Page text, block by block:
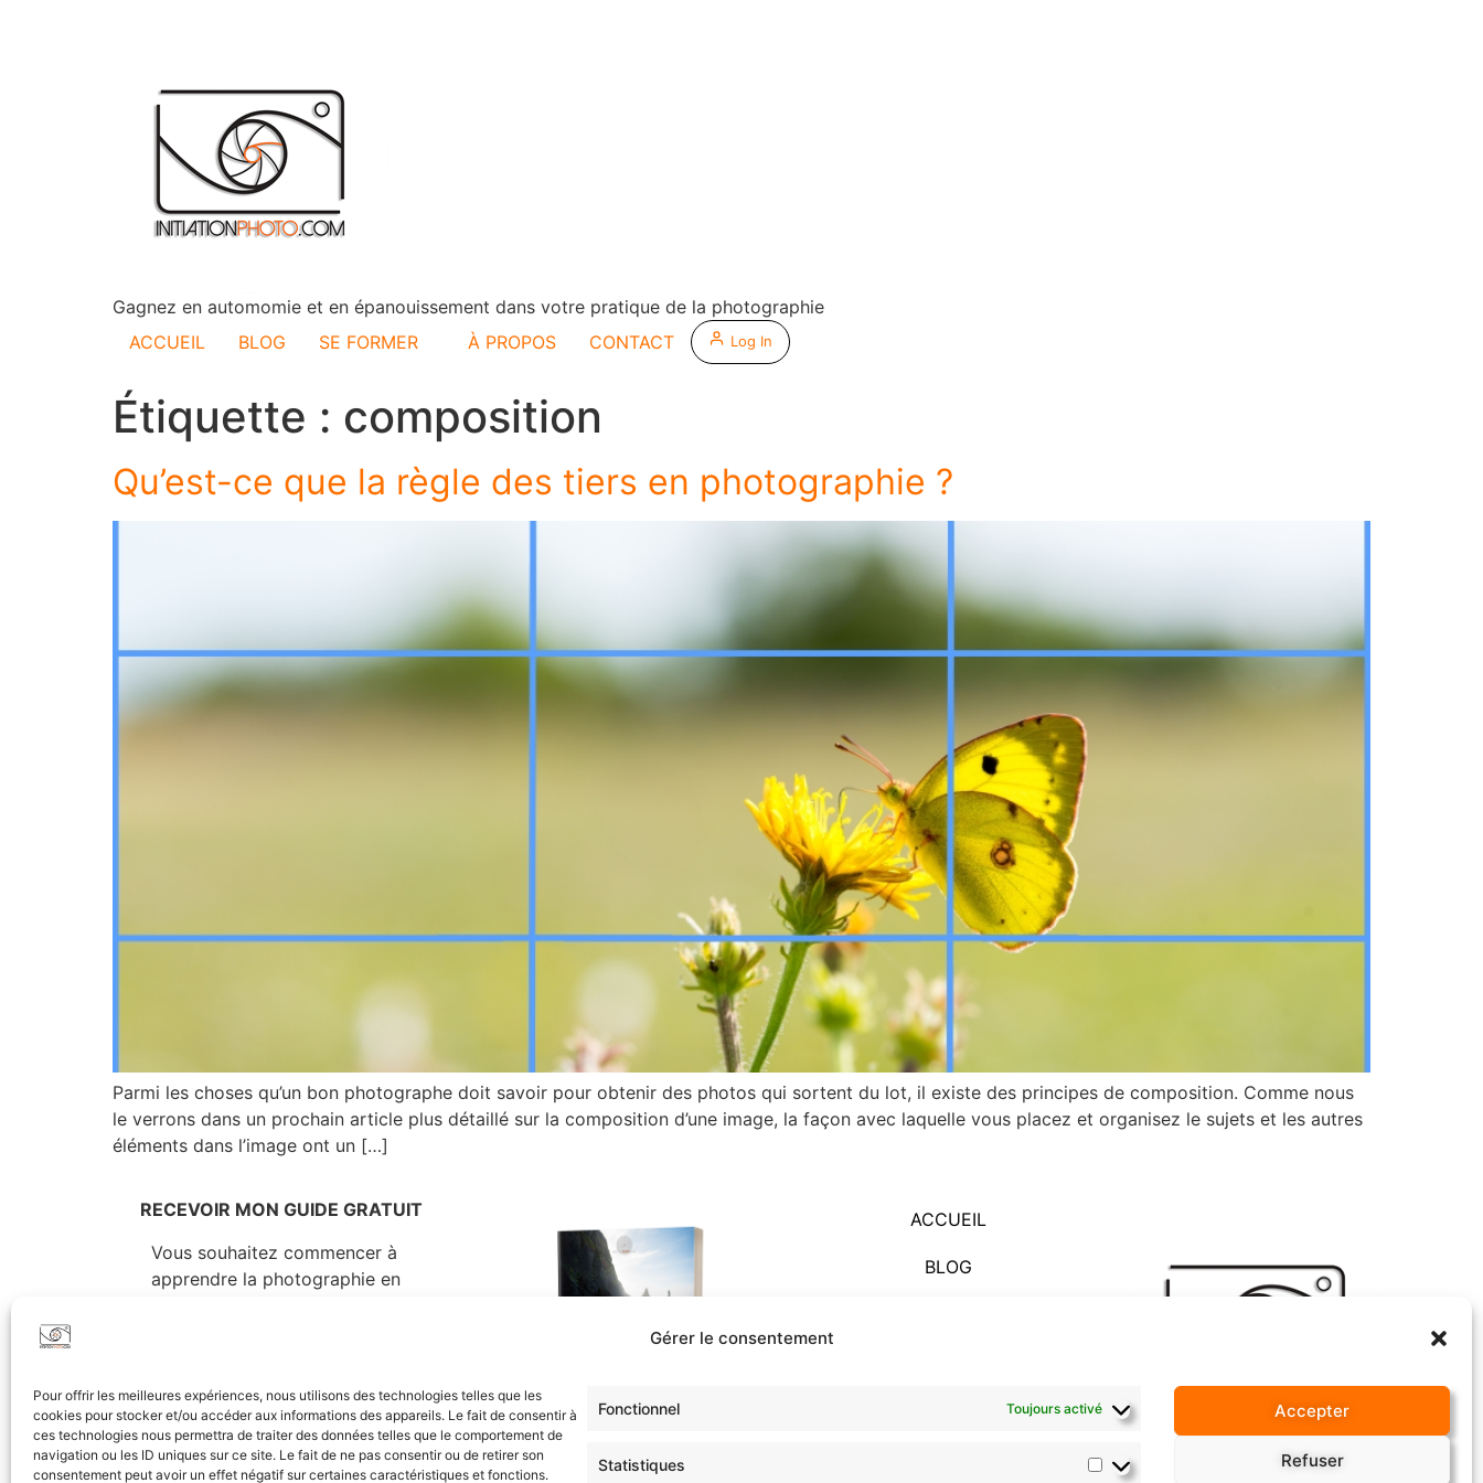
Gérer le consentement
Pour offrir les meilleures expériences, nous utilisons des technologies telles que les
cookies pour stocker et/ou accéder aux informations des appareils. Le fait de consentir à
ces technologies nous permettra de traiter des données telles que le comportement de
navigation ou les ID uniques sur ce site. Le fait de ne pas consentir ou de retirer son
consentement peut avoir un effet négatif sur certaines caractéristiques et fonctions.
Fonctionnel Toujours activé
Statistiques
Accepter
Refuser
Gagnez en automomie et en épanouissement dans votre pratique de la photographie
ACCUEIL
BLOG SE FORMER À PROPOS CONTACT Log In
Étiquette : composition
Qu’est-ce que la règle des tiers en photographie ?
Parmi les choses qu’un bon photographe doit savoir pour obtenir des photos qui sortent du lot, il existe des principes de composition. Comme nous
le verrons dans un prochain article plus détaillé sur la composition d’une image, la façon avec laquelle vous placez et organisez le sujets et les autres
éléments dans l’image ont un […]
RECEVOIR MON GUIDE GRATUIT
Vous souhaitez commencer à
apprendre la photographie en
Vous y trouverez tout ce qu’il faut
pour bien démarrer (choix du
matériel, notions élémentaires,
principes de composition,…)
ACCUEIL
BLOG
Florent Letertre Photography
Paiement sécurisé